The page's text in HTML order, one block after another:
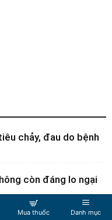
chảy, đau do bệnh
còn đáng lo ngại
Mua thuốc Danh mục